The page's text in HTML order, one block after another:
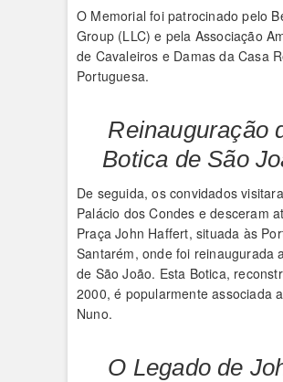
O Memorial foi patrocinado pelo
Group (LLC) e pela Associação
de Cavaleiros e Damas da Casa
Portuguesa.
Reinauguração
Botica de São
De seguida, os convidados
Palácio dos Condes e desceram
Praça John Haffert, situada às
Santarém, onde foi reinaugurada
de São João. Esta Botica,
2000, é popularmente associada
Nuno.
O Legado de